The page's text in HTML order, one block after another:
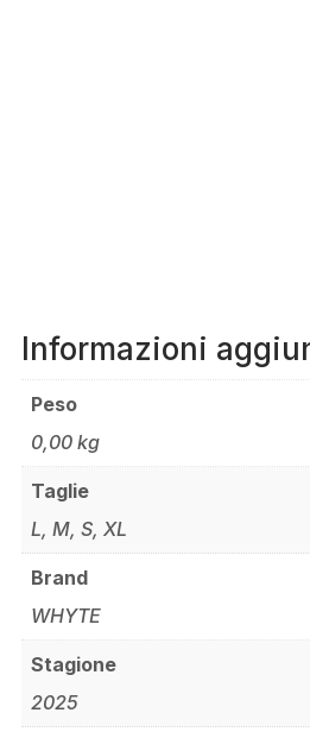
Informazioni
Peso
0,00 kg
Taglie
L, M, S, XL
Brand
WHYTE
Stagione
2025